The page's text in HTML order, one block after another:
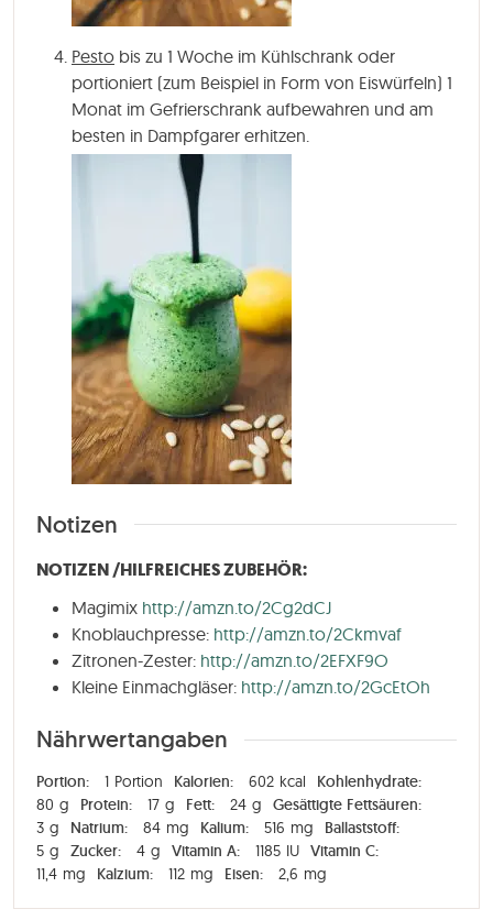
Pesto bis zu 1 Woche im Kühlschrank oder
portioniert (zum Beispiel in Form von Eiswürfeln) 1
Monat im Gefrierschrank aufbewahren und am
besten in Dampfgarer erhitzen.
Notizen
NOTIZEN /HILFREICHES ZUBEHÖR:
Magimix http://amzn.to/2Cg2dCJ
Knoblauchpresse: http://amzn.to/2Ckmvaf
Zitronen-Zester: http://amzn.to/2EFXF9O
Kleine Einmachgläser: http://amzn.to/2GcEtOh
Nährwertangaben
Portion: 1 Portion Kalorien: 602 kcal
Kohlenhydrate:
80 g Protein: 17 g Fett: 24 g
Gesättigte Fettsäuren:
3 g Natrium: 84 mg Kalium: 516 mg
Ballaststoff:
5 g Zucker: 4 g Vitamin A: 1185 IU Vitamin C:
11,4 mg Kalzium: 112 mg Eisen: 2,6 mg